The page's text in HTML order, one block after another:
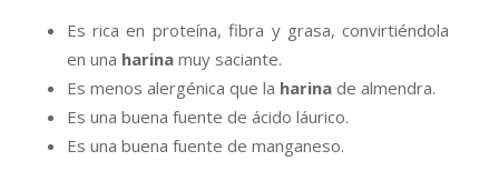
Es rica en proteína, fibra y grasa, convirtiéndola
en una harinamuy saciante.
Es menos alergénica que la harinade almendra.
Es una buena fuente de ácido láurico.
Es una buena fuente de manganeso.